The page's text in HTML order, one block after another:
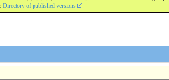
Directory of published versions